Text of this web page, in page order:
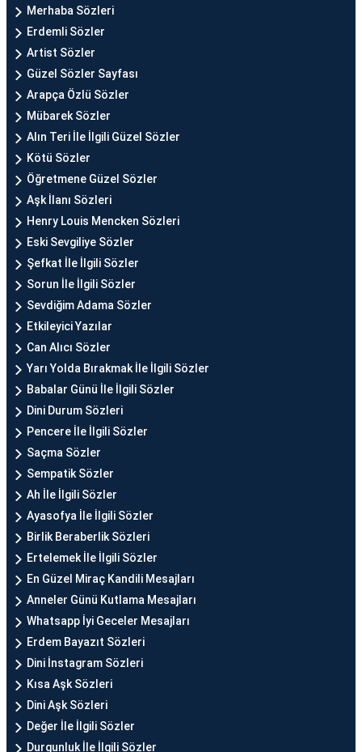
Merhaba Sözleri
Erdemli Sözler
Artist Sözler
Güzel Sözler Sayfası
Arapça Özlü Sözler
Mübarek Sözler
Alın Teri İle İlgili Güzel Sözler
Kötü Sözler
Öğretmene Güzel Sözler
Aşk İlanı Sözleri
Henry Louis Mencken Sözleri
Eski Sevgiliye Sözler
Şefkat İle İlgili Sözler
Sorun İle İlgili Sözler
Sevdiğim Adama Sözler
Etkileyici Yazılar
Can Alıcı Sözler
Yarı Yolda Bırakmak İle İlgili Sözler
Babalar Günü İle İlgili Sözler
Dini Durum Sözleri
Pencere İle İlgili Sözler
Saçma Sözler
Sempatik Sözler
Ah İle İlgili Sözler
Ayasofya İle İlgili Sözler
Birlik Beraberlik Sözleri
Ertelemek İle İlgili Sözler
En Güzel Miraç Kandili Mesajları
Anneler Günü Kutlama Mesajları
Whatsapp İyi Geceler Mesajları
Erdem Bayazıt Sözleri
Dini İnstagram Sözleri
Kısa Aşk Sözleri
Dini Aşk Sözleri
Değer İle İlgili Sözler
Durgunluk İle İlgili Sözler